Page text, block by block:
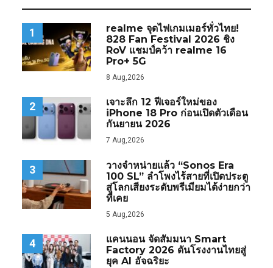
1
realme จุดไฟเกมเมอร์ทั่วไทย!
828 Fan Festival 2026 ชิง
RoV แชมป์คว้า realme 16
Pro+ 5G
8 Aug,2026
2
เจาะลึก 12 ฟีเจอร์ใหม่ของ
iPhone 18 Pro ก่อนเปิดตัวเดือน
กันยายน 2026
7 Aug,2026
3
วางจำหน่ายแล้ว “Sonos Era
100 SL” ลำโพงไร้สายที่เปิดประตู
สู่โลกเสียงระดับพรีเมียมได้ง่ายกว่า
ที่เคย
5 Aug,2026
4
แคนนอน จัดสัมมนา Smart
Factory 2026 ดันโรงงานไทยสู่
ยุค AI อัจฉริยะ